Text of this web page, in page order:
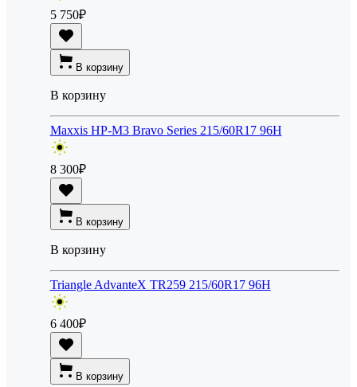
5 750₽
В корзину
В корзину
Maxxis HP-M3 Bravo Series 215/60R17 96H
8 300₽
В корзину
В корзину
Triangle AdvanteX TR259 215/60R17 96H
6 400₽
В корзину